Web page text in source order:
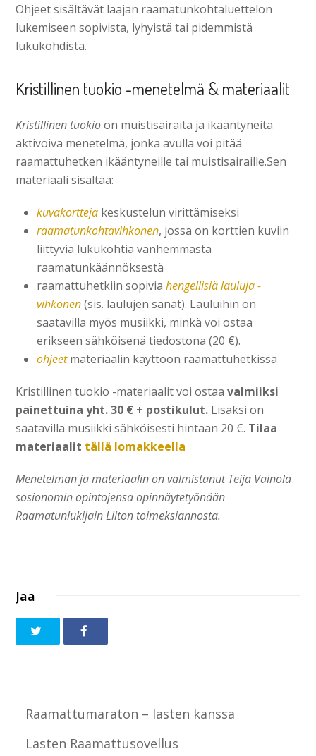
Ohjeet sisältävät laajan raamatunkohtaluettelon
lukemiseen sopivista, lyhyistä tai pidemmistä
lukukohdista.
Kristillinen tuokio -menetelmä & materiaalit
Kristillinen tuokioon muistisairaita ja ikääntyneitä
aktivoiva menetelmä, jonka avulla voi pitää
raamattuhetken ikääntyneille tai muistisairaille.Sen
materiaali sisältää:
kuvakortteja keskustelun virittämiseksi
raamatunkohtavihkonen, jossa on korttien kuviin
liittyviä lukukohtia vanhemmasta
raamatunkäännöksestä
raamattuhetkiin sopiviahengellisiä lauluja -
vihkonen(sis. laulujen sanat). Lauluihin on
saatavilla myös musiikki, minkä voi ostaa
erikseen sähköisenä tiedostona (20 €).
ohjeetmateriaalin käyttöön raamattuhetkissä
Kristillinen tuokio -materiaalit voi ostaavalmiiksi
painettuina yht. 30 € + postikulut. Lisäksi on
saatavilla musiikki sähköisesti hintaan 20 €. Tilaa
materiaalit tällä lomakkeella
Menetelmän ja materiaalin on valmistanut Teija Väinölä
sosionomin opintojensa opinnäytetyönään
Raamatunlukijain Liiton toimeksiannosta.
Jaa
Raamattumaraton – lasten kanssa
Lasten Raamattusovellus